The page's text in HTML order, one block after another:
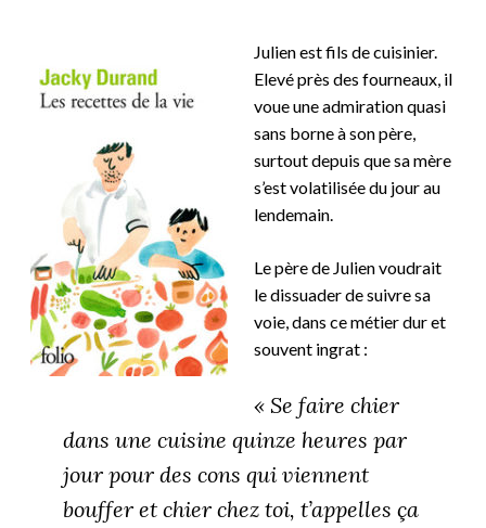
Julien est fils de cuisinier.
Elevé près des fourneaux, il
voue une admiration quasi
sans borne à son père,
surtout depuis que sa mère
s’est volatilisée du jour au
lendemain.
Le père de Julien voudrait
le dissuader de suivre sa
voie, dans ce métier dur et
souvent ingrat :
« Se faire chier
dans une cuisine quinze heures par
jour pour des cons qui viennent
bouffer et chier chez toi, t’appelles ça